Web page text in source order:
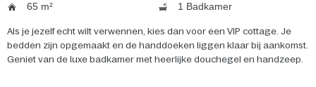
65 m²
1 Badkamer
Als je jezelf echt wilt verwennen, kies dan voor een VIP cottage. Je
bedden zijn opgemaakt en de handdoeken liggen klaar bij aankomst.
Geniet van de luxe badkamer met heerlijke douchegel en handzeep.